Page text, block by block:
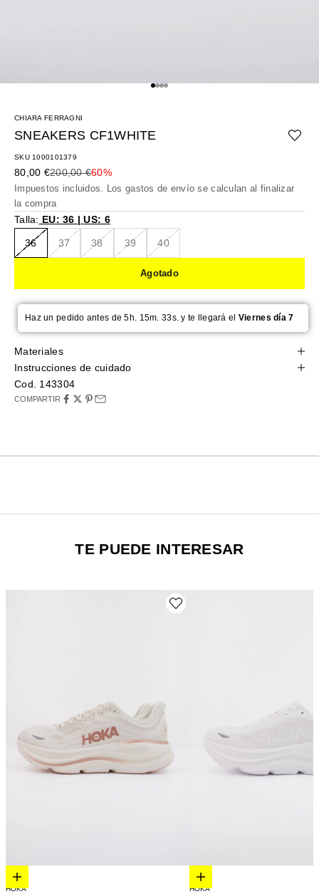
Ir al artículo 1
Ir al artículo 2
Ir al artículo 3
Ir al artículo 4
CHIARA FERRAGNI
SNEAKERS CF1WHITE
SKU 1000101379
Precio de oferta
80,00 €Precio normal
200,00 €60%
Impuestos incluidos. Los gastos de envío se calculan al finalizar
la compra
Talla: EU: 36 | US: 6
36 37 38 39 40
Agotado
Haz un pedido antes de 5h. 15m. 33s. y te llegará el Viernes día 7
Materiales
Instrucciones de cuidado
Cod. 143304
COMPARTIR
TE PUEDE INTERESAR
Elige opciones
HOKA
Elige opciones
HOKA